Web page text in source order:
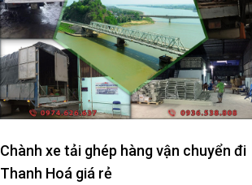
Chành xe tải ghép hàng vận chuyển đi
Thanh Hoá giá rẻ